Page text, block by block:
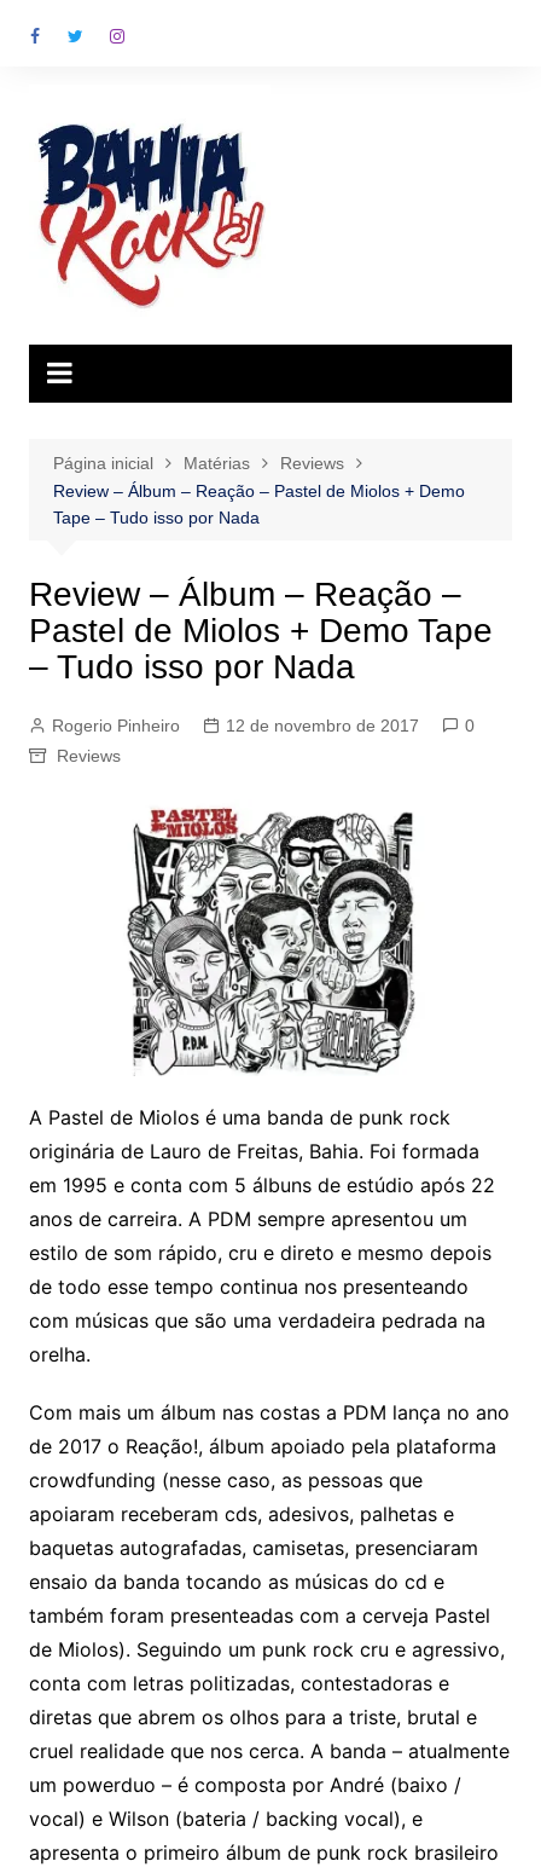
para
Página inicial Matérias
Reviews
Review – Álbum – Reação – Pastel de Miolos + Demo
Tape – Tudo isso por Nada
Review – Álbum – Reação –
Pastel de Miolos + Demo Tape
– Tudo isso por Nada
Rogerio Pinheiro 12 de novembro de 2017
0
Reviews
A Pastel de Miolos é uma banda de punk rock
originária de Lauro de Freitas, Bahia. Foi formada
em 1995 e conta com 5 álbuns de estúdio após 22
anos de carreira. A PDM sempre apresentou um
estilo de som rápido, cru e direto e mesmo depois
de todo esse tempo continua nos presenteando
com músicas que são uma verdadeira pedrada na
orelha.
Com mais um álbum nas costas a PDM lança no ano
de 2017 o Reação!, álbum apoiado pela plataforma
crowdfunding (nesse caso, as pessoas que
apoiaram receberam cds, adesivos, palhetas e
baquetas autografadas, camisetas, presenciaram
ensaio da banda tocando as músicas do cd e
também foram presenteadas com a cerveja Pastel
de Miolos). Seguindo um punk rock cru e agressivo,
conta com letras politizadas, contestadoras e
diretas que abrem os olhos para a triste, brutal e
cruel realidade que nos cerca. A banda – atualmente
um powerduo – é composta por André (baixo /
vocal) e Wilson (bateria / backing vocal), e
apresenta o primeiro álbum de punk rock brasileiro